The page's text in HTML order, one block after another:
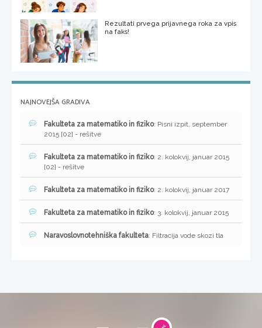
Rezultati prvega prijavnega roka za vpis
na faks!
NAJNOVEJŠA GRADIVA
Fakulteta za matematiko in fiziko: Pisni izpit, september
2015 [02] - rešitve
Fakulteta za matematiko in fiziko: 2. kolokvij, januar 2015
[02] - rešitve
Fakulteta za matematiko in fiziko: 2. kolokvij, januar 2017
Fakulteta za matematiko in fiziko: 3. kolokvij, januar 2015
Naravoslovnotehniška fakulteta: Filtracija vode skozi tla